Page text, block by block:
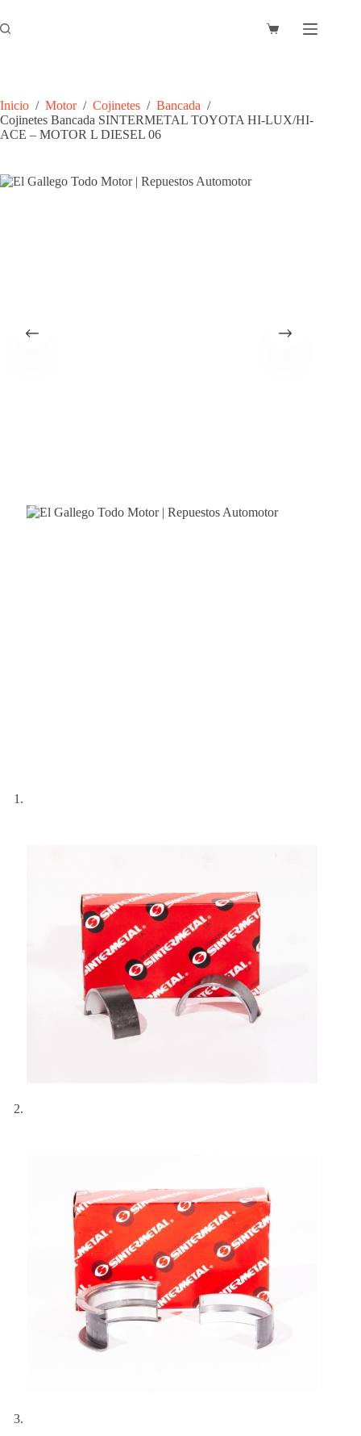
al
contenido
Carro
Inicio / Motor / Cojinetes / Bancada /
Cojinetes Bancada SINTERMETAL TOYOTA HI-LUX/HI-
ACE – MOTOR L DIESEL 06